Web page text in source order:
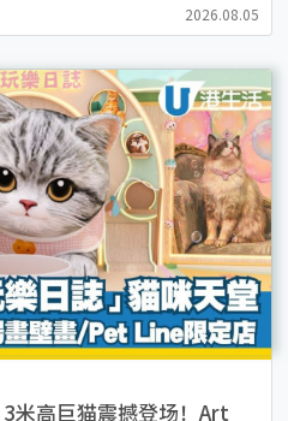
2026.08.05
高巨猫震撼登场！Art